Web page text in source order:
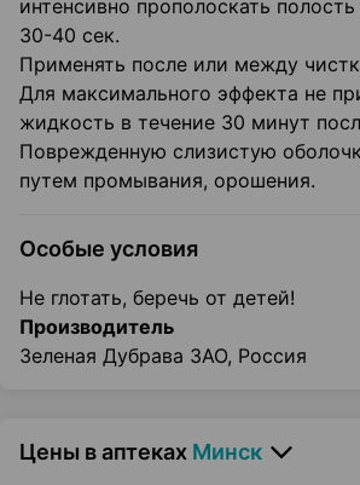
интенсивно прополоскать
30-40 сек.
Применять после или между
Для максимального эффекта не
жидкость в течение 30 минут
Поврежденную слизистую
путем промывания, орошения.
Особые условия
Не глотать, беречь от детей!
Производитель
Зеленая Дубрава ЗАО, Россия
Цены в аптеках Минск